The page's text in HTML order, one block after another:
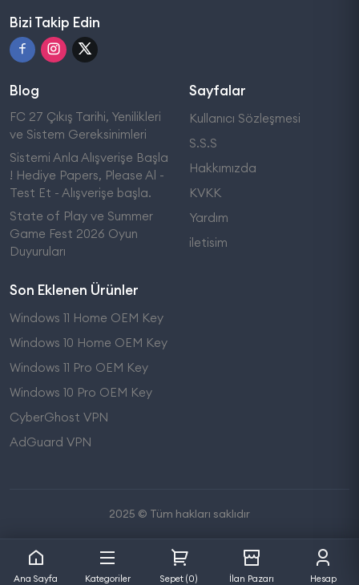
Ana Sayfa Kategoriler Sepet (0) İlan Pazarı Hesap
Bizi Takip Edin
Blog
FC 27 Çıkış Tarihi, Yenilikleri
ve Sistem Gereksinimleri
Sistemi Anla Alışverişe Başla
! Hediye Papers, Please Al -
Test Et - Alışverişe başla.
State of Play ve Summer
Game Fest 2026 Oyun
Duyuruları
Sayfalar
Kullanıcı Sözleşmesi
S.S.S
Hakkımızda
KVKK
Yardım
iletisim
Son Eklenen Ürünler
Windows 11 Home OEM Key
Windows 10 Home OEM Key
Windows 11 Pro OEM Key
Windows 10 Pro OEM Key
CyberGhost VPN
AdGuard VPN
2025 © Tüm hakları saklıdır